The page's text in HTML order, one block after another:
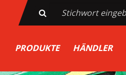
PRODUKTE HÄNDLER